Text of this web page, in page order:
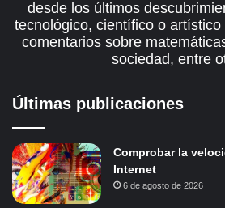
desde los últimos
tecnológico, científico o
comentarios sobre
sociedad, entre
Últimas publicaciones
Comprobar la
Internet
6 de agosto de 2026